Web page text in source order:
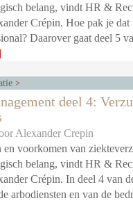
belang, vindt HR &
Crépin. Hoe pak je dat
Daarover gaat deel 5
deel 4:
Alexander Crepin
en voorkomen van
belang, vindt HR &
Crépin. In deel 4 van
arbodiensten en van de